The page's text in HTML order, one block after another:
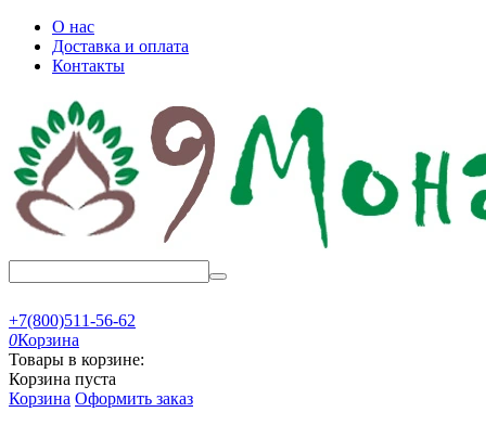
О нас
Доставка и оплата
Контакты
+7(800)511-56-62
0Корзина
Товары в корзине:
Корзина пуста
Корзина Оформить заказ